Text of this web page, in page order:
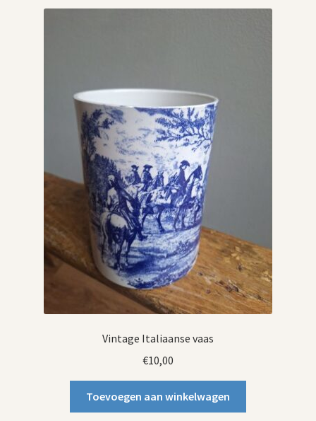
Vintage Italiaanse vaas
€10,00
Toevoegen aan winkelwagen